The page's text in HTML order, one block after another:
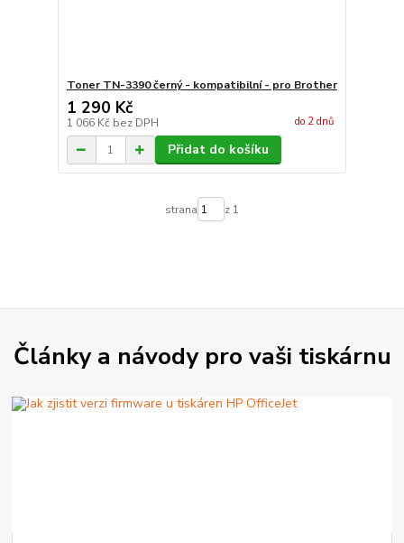
Toner TN-3390 černý - kompatibilní - pro Brother
1 290 Kč
1 066 Kč bez DPH do 2 dnů
Přidat do košíku
strana z 1
Články a návody pro vaši tiskárnu